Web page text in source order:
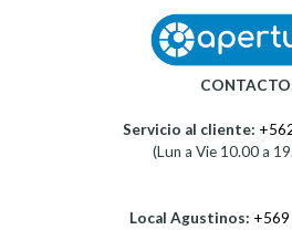
Servicio al cliente:
(Lun a Vie 10.00 a
Local Agustinos: